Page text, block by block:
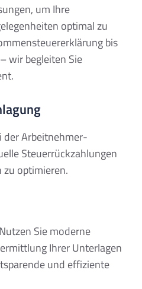
um Ihre
optimal zu
bis
wir begleiten Sie
der Arbeitnehmer­
Steuerrückzahlungen
zu optimieren.
Sie moderne
Ihrer Unterlagen
und effiziente